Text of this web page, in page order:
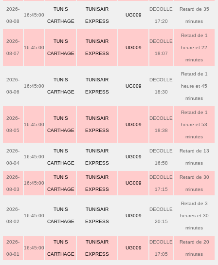
2026-
08-08
16:45:00
TUNIS
CARTHAGE
TUNISAIR
EXPRESS
UG009
DECOLLE
17:20
Retard de 35
minutes
2026-
08-07
16:45:00
TUNIS
CARTHAGE
TUNISAIR
EXPRESS
UG009
DECOLLE
18:07
Retard de 1
heure et 22
minutes
2026-
08-06
16:45:00
TUNIS
CARTHAGE
TUNISAIR
EXPRESS
UG009
DECOLLE
18:30
Retard de 1
heure et 45
minutes
2026-
08-05
16:45:00
TUNIS
CARTHAGE
TUNISAIR
EXPRESS
UG009
DECOLLE
18:38
Retard de 1
heure et 53
minutes
2026-
08-04
16:45:00
TUNIS
CARTHAGE
TUNISAIR
EXPRESS
UG009
DECOLLE
16:58
Retard de 13
minutes
2026-
08-03
16:45:00
TUNIS
CARTHAGE
TUNISAIR
EXPRESS
UG009
DECOLLE
17:15
Retard de 30
minutes
2026-
08-02
16:45:00
TUNIS
CARTHAGE
TUNISAIR
EXPRESS
UG009
DECOLLE
20:15
Retard de 3
heures et 30
minutes
2026-
08-01
16:45:00
TUNIS
CARTHAGE
TUNISAIR
EXPRESS
UG009
DECOLLE
17:05
Retard de 20
minutes